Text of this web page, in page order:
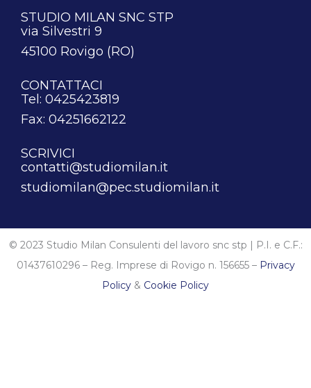
STUDIO MILAN SNC STP
via Silvestri 9
45100 Rovigo (RO)
CONTATTACI
Tel: 0425423819
Fax: 04251662122
SCRIVICI
contatti@studiomilan.it
studiomilan@pec.studiomilan.it
© 2023 Studio Milan Consulenti del lavoro snc stp | P.I. e C.F.:
01437610296 – Reg. Imprese di Rovigo n. 156655 – Privacy
Policy & Cookie Policy